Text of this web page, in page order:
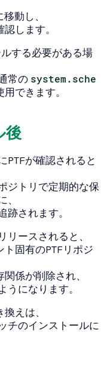
移動し、
します。
する必要がある場
常の system.sche
できます。
後
PTFが確認されると
ジトリで定期的な保
されます。
ースされると、
固有のPTFリポジ
係が削除され、
になります。
えは、
チのインストールに